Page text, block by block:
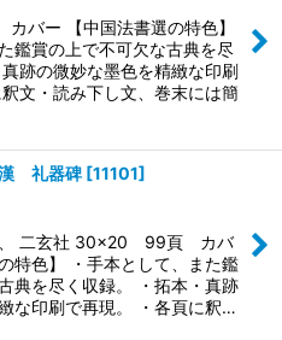
バー 【中国法書選の特色】
鑑賞の上で不可欠な古典を尽
跡の微妙な墨色を精緻な印刷
文・読み下し文、巻末には簡
礼器碑 [11101]
、 二玄社 30×20 99頁 カバ
特色】 ・手本として、また鑑
典を尽く収録。 ・拓本・真跡
な印刷で再現。 ・各頁に釈…